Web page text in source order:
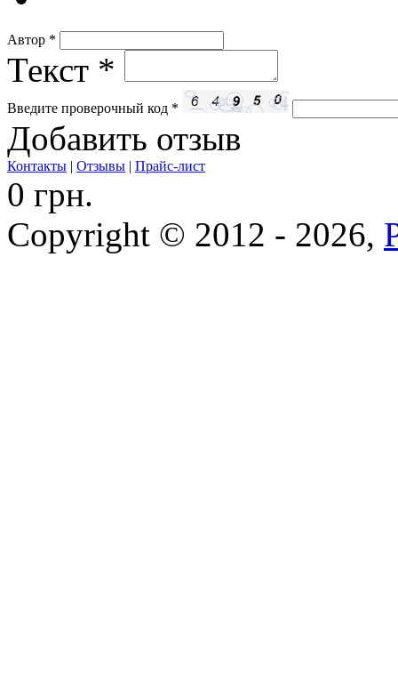
Автор *
Текст *
Введите проверочный код *
Добавить отзыв
Контакты | Отзывы | Прайс-лист
0 грн.
Copyright © 2012 - 2026,